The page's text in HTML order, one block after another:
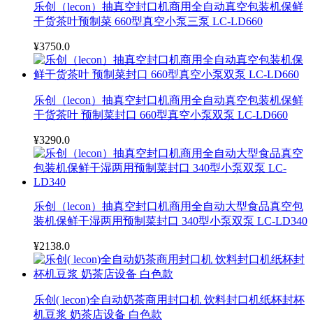
乐创（lecon）抽真空封口机商用全自动真空包装机保鲜
干货茶叶预制菜 660型真空小泵三泵 LC-LD660
¥3750.0
乐创（lecon）抽真空封口机商用全自动真空包装机保鲜
干货茶叶 预制菜封口 660型真空小泵双泵 LC-LD660
¥3290.0
乐创（lecon）抽真空封口机商用全自动大型食品真空包
装机保鲜干湿两用预制菜封口 340型小泵双泵 LC-LD340
¥2138.0
乐创( lecon)全自动奶茶商用封口机 饮料封口机纸杯封杯
机豆浆 奶茶店设备 白色款